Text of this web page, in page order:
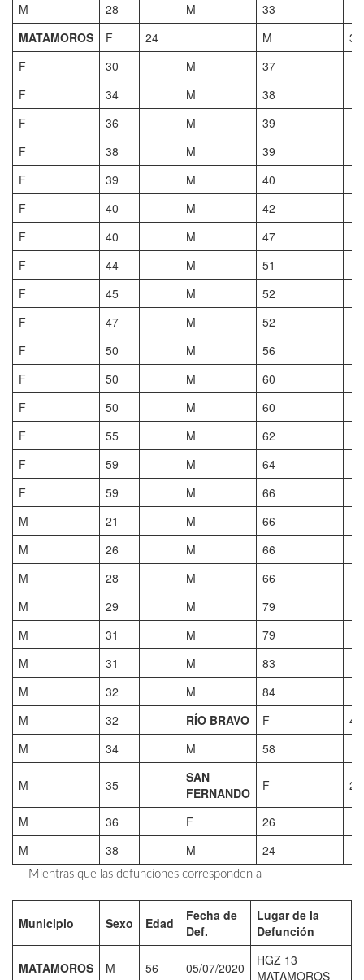
M
28 M
33
MATAMOROS
F 24 M
36
F
30 M
37
F
34 M
38
F
36 M
39
F
38 M
39
F
39 M
40
F
40 M
42
F
40 M
47
F
44 M
51
F
45 M
52
F
47 M
52
F
50 M
56
F
50 M
60
F
50 M
60
F
55 M
62
F
59 M
64
F
59 M
66
M
21 M
66
M
26 M
66
M
28 M
66
M
29 M
79
M
31 M
79
M
31 M
83
M
32 M
84
M
32 RÍO BRAVO F
42
M
34 M 58
M 35
SAN
FERNANDO
F 23
M 36 F
26
M
38 M 24
Mientras que las defunciones corresponden a
Municipio Sexo Edad
Fecha de
Def.
Lugar de la
Defunción
MATAMOROS M 56 05/07/2020
HGZ 13
MATAMOROS